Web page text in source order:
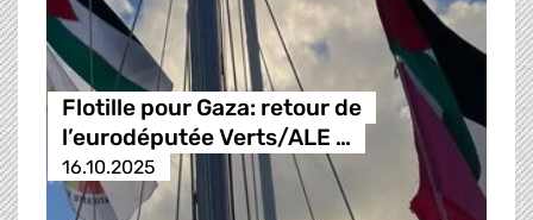
Flotille pour Gaza: retour de
l’eurodéputée Verts/ALE …
16.10.2025